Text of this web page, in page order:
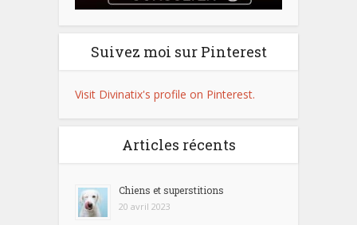
Suivez moi sur Pinterest
Visit Divinatix's profile on Pinterest.
Articles récents
Chiens et superstitions
20 avril 2023